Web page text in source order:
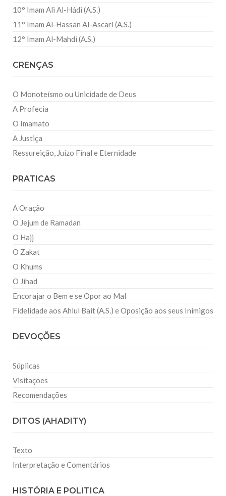
10° Imam Ali Al-Hádi (A.S.)
11° Imam Al-Hassan Al-Ascari (A.S.)
12° Imam Al-Mahdi (A.S.)
CRENÇAS
O Monoteísmo ou Unicidade de Deus
A Profecia
O Imamato
A Justiça
Ressureição, Juízo Final e Eternidade
PRATICAS
A Oração
O Jejum de Ramadan
O Hajj
O Zakat
O Khums
O Jihad
Encorajar o Bem e se Opor ao Mal
Fidelidade aos Ahlul Bait (A.S.) e Oposição aos seus Inimigos
DEVOÇÕES
Súplicas
Visitações
Recomendações
DITOS (AHADITY)
Texto
Interpretação e Comentários
HISTÓRIA E POLITICA